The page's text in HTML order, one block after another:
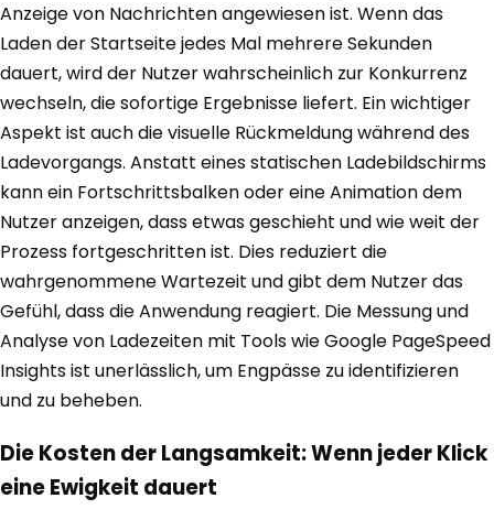
Anzeige von Nachrichten angewiesen ist. Wenn das
Laden der Startseite jedes Mal mehrere Sekunden
dauert, wird der Nutzer wahrscheinlich zur Konkurrenz
wechseln, die sofortige Ergebnisse liefert. Ein wichtiger
Aspekt ist auch die visuelle Rückmeldung während des
Ladevorgangs. Anstatt eines statischen Ladebildschirms
kann ein Fortschrittsbalken oder eine Animation dem
Nutzer anzeigen, dass etwas geschieht und wie weit der
Prozess fortgeschritten ist. Dies reduziert die
wahrgenommene Wartezeit und gibt dem Nutzer das
Gefühl, dass die Anwendung reagiert. Die Messung und
Analyse von Ladezeiten mit Tools wie Google PageSpeed
Insights ist unerlässlich, um Engpässe zu identifizieren
und zu beheben.
Die Kosten der Langsamkeit: Wenn jeder Klick
eine Ewigkeit dauert